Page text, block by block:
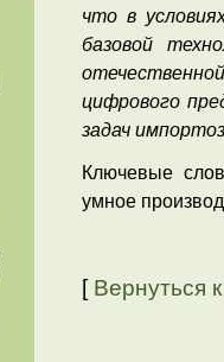
что в
базовой
цифрового
задач
Ключевые
умное
[ Вернуться